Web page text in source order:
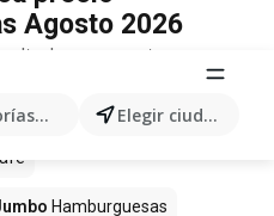
productos... Elegir ciudad
Agosto 2026
para este
tiendas Jumbo
Hamburguesas